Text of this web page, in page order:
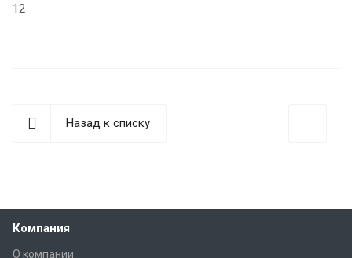
12
Назад к списку
Компания
О компании